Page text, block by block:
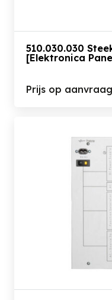
510.030.030
[Elektronica
Prijs op aanvraag